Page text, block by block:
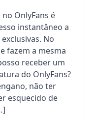
OnlyFans é
instantâneo a
No
fazem a mesma
receber um
do OnlyFans?
não ter
esquecido de